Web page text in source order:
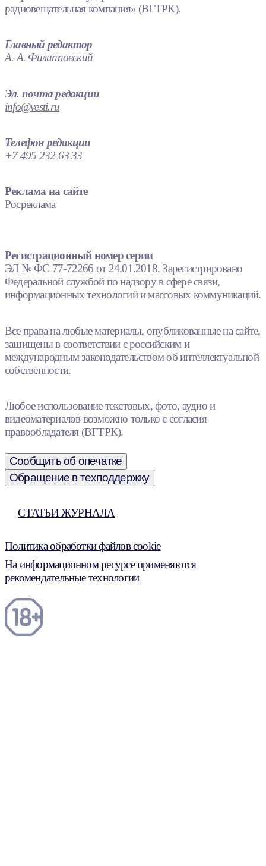
радиовещательная компания» (ВГТРК).
Главный редактор
А. А. Филипповский
Эл. почта редакции
info@vesti.ru
Телефон редакции
+7 495 232 63 33
Реклама на сайте
Росреклама
Регистрационный номер серии
ЭЛ № ФС 77-72266 от 24.01.2018. Зарегистрировано
Федеральной службой по надзору в сфере связи,
информационных технологий и массовых коммуникаций.
Все права на любые материалы, опубликованные на сайте,
защищены в соответствии с российским и
международным законодательством об интеллектуальной
собственности.
Любое использование текстовых, фото, аудио и
видеоматериалов возможно только с согласия
правообладателя (ВГТРК).
Сообщить об опечатке
Обращение в техподдержку
СТАТЬИ ЖУРНАЛА
Политика обработки файлов cookie
На информационном ресурсе применяются
рекомендательные технологии